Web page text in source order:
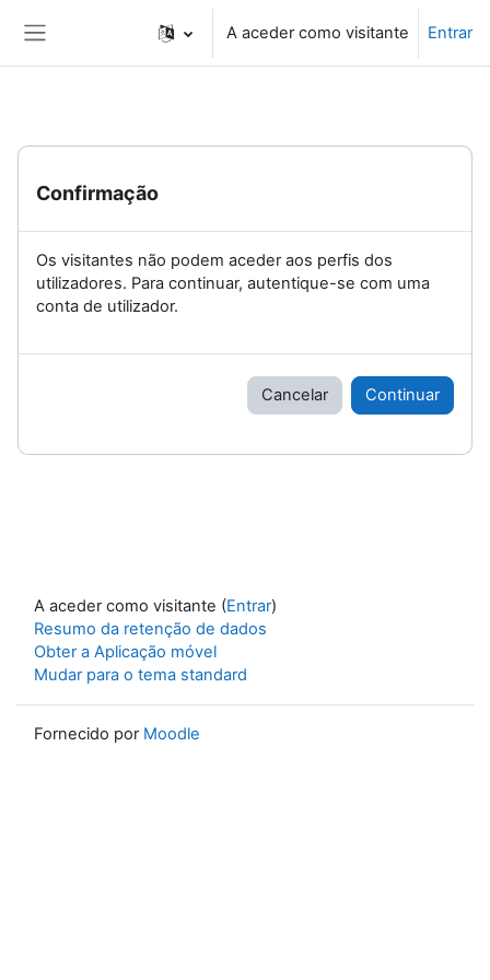
A aceder como visitante Entrar
Confirmação
Os visitantes não podem aceder aos perfis dos
utilizadores. Para continuar, autentique-se com uma
conta de utilizador.
Cancelar Continuar
A aceder como visitante (Entrar)
Resumo da retenção de dados
Obter a Aplicação móvel
Mudar para o tema standard
Fornecido por Moodle